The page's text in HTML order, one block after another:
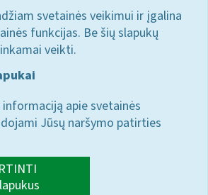
svetainės veikimui ir įgalina
funkcijas. Be šių slapukų
veikti.
apie svetainės
Jūsų naršymo patirties